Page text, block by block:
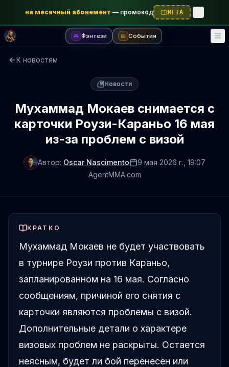
на месячный абонемент — промокод META
🎮 Фэнтези 📅 События
К новостям
Новости
Мухаммад Мокаев снимается с
карточки Роузи-Караньо 16 мая
из-за проблем с визой
Автор: Oscar Nascimento 9 мая 2026 г. , 19:07
AgentMMA.com
КРАТКО
Мухаммад Мокаев не будет участвовать
в турнире Роузи против Караньо,
запланированном на 16 мая. Согласно
сообщениям, причиной его снятия с
карточки являются проблемы с визой.
Дополнительные детали о характере
визовых проблем не раскрыты. Остается
неясным, будет ли бой перенесен или